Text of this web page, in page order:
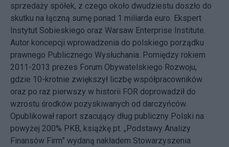
sprzedaży spółek, z czego około dwudziestu doszło do
skutku na łączną sumę ponad 1 miliarda euro. Ekspert
Instytut Sobieskiego oraz Warsaw Enterprise Institute.
Autor koncepcji wprowadzenia do polskiego porządku
prawnego Publicznego Wysłuchania. Pomiędzy rokiem
2011-2013 prezes Forum Obywatelskiego Rozwoju,
gdzie 10-krotnie zwiększył liczbę współpracowników
oraz po raz pierwszy w historii FOR doprowadził do
wzrostu środków pozyskiwanych od darczyńców.
Opublikował raport szacujący dług publiczny Polski na
powyżej 200% PKB, książkę pt. „Podstawy Analizy
Finansów Firm” wydaną nakładem Stowarzyszenia